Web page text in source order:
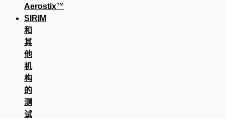
Aerostix™
SIRIM
和
其
他
机
构
的
测
试